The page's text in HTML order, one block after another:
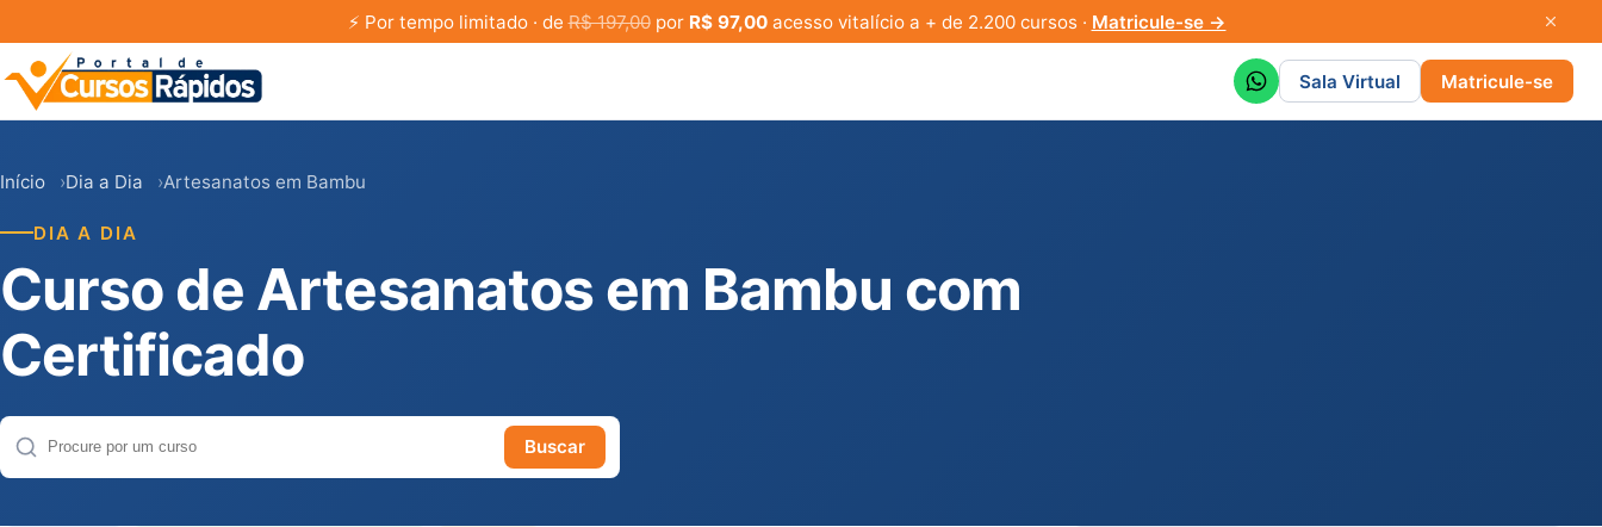
⚡ Por tempo limitado · deR$ 197,00por R$ 97,00acesso vitalício a + de 2.200 cursos · Matricule-se →
Sala Virtual Matricule-se
Início Dia a Dia Artesanatos em Bambu
DIA A DIA
Curso de Artesanatos em Bambu com
Certificado
Buscar cursos
Buscar